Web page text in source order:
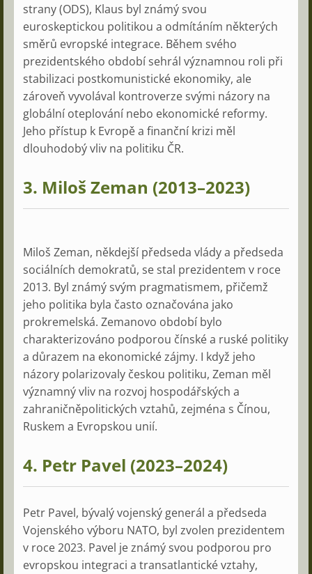
strany (ODS), Klaus byl známý svou
euroskeptickou politikou a odmítáním některých
směrů evropské integrace. Během svého
prezidentského období sehrál významnou roli při
stabilizaci postkomunistické ekonomiky, ale
zároveň vyvolával kontroverze svými názory na
globální oteplování nebo ekonomické reformy.
Jeho přístup k Evropě a finanční krizi měl
dlouhodobý vliv na politiku ČR.
3. Miloš Zeman (2013–2023)
Miloš Zeman, někdejší předseda vlády a předseda
sociálních demokratů, se stal prezidentem v roce
2013. Byl známý svým pragmatismem, přičemž
jeho politika byla často označována jako
prokremelská. Zemanovo období bylo
charakterizováno podporou čínské a ruské politiky
a důrazem na ekonomické zájmy. I když jeho
názory polarizovaly českou politiku, Zeman měl
významný vliv na rozvoj hospodářských a
zahraničněpolitických vztahů, zejména s Čínou,
Ruskem a Evropskou unií.
4. Petr Pavel (2023–2024)
Petr Pavel, bývalý vojenský generál a předseda
Vojenského výboru NATO, byl zvolen prezidentem
v roce 2023. Pavel je známý svou podporou pro
evropskou integraci a transatlantické vztahy,